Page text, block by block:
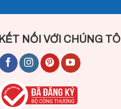
KẾT NỐI VỚI CHÚNG TÔI